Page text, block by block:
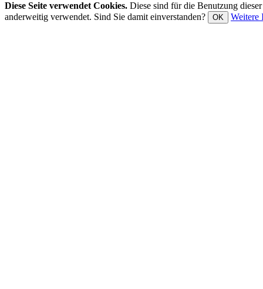
Diese Seite verwendet Cookies. Diese sind für die Benutzung
anderweitig verwendet. Sind Sie damit einverstanden?
OK Weitere